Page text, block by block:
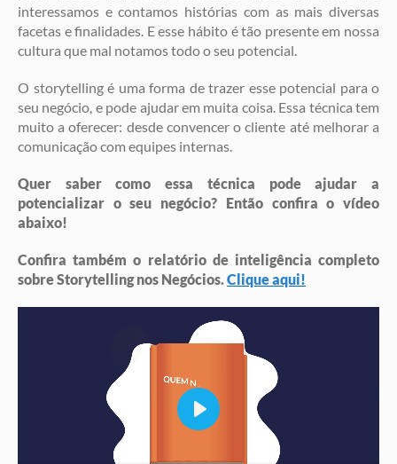
interessamos e contamos histórias com as mais diversas
facetas e finalidades. E esse hábito é tão presente em nossa
cultura que mal notamos todo o seu potencial.
O storytelling é uma forma de trazer esse potencial para o
seu negócio, e pode ajudar em muita coisa. Essa técnica tem
muito a oferecer: desde convencer o cliente até melhorar a
comunicação com equipes internas.
Quer saber como essa técnica pode ajudar a
potencializar o seu negócio? Então confira o vídeo
abaixo!
Confira também o relatório de inteligência completo
sobre Storytelling nos Negócios.Clique aqui!
Play